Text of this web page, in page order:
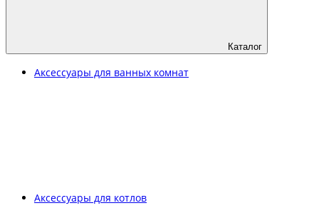
Каталог
Аксессуары для ванных комнат
Аксессуары для котлов